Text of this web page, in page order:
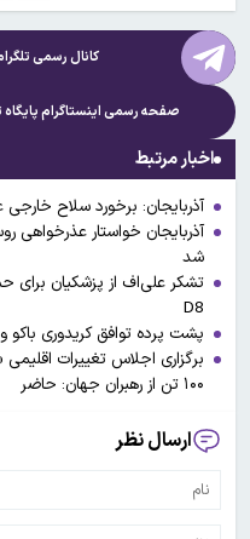
کانال رسمی
صفحه رسمی اینستاگرام
اخبار مرتبط
آذربایجان: برخورد سلاح
آذربایجان خواستار عذرخواهی
شد
تشکر علی‌اف از پزشکیان برای
D8
پشت پرده توافق کریدوری باکو و
۱۰۰ تن از رهبران جهان: حاضر
ارسال نظر